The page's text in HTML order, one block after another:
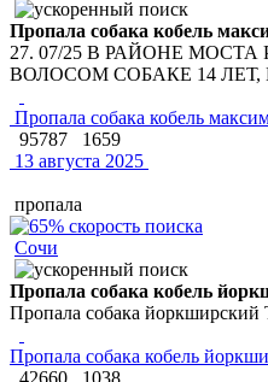
Пропала собака кобель
27. 07/25 В РАЙОНЕ
ВОЛОСОМ СОБАКЕ 14 ЛЕТ,
Пропала собака кобель
95787
1659
13 августа 2025
пропала
Сочи
Пропала собака кобель
Пропала собака йоркширский
Пропала собака кобель
42660
1038